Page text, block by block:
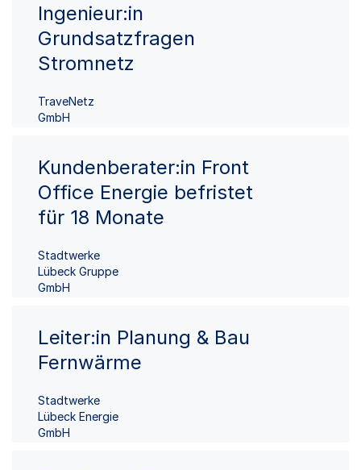
Ingenieur:in
Grundsatzfragen
Stromnetz
TraveNetz
GmbH
Kundenberater:in Front
Office Energie befristet
für 18 Monate
Stadtwerke
Lübeck Gruppe
GmbH
Leiter:in Planung & Bau
Fernwärme
Stadtwerke
Lübeck Energie
GmbH